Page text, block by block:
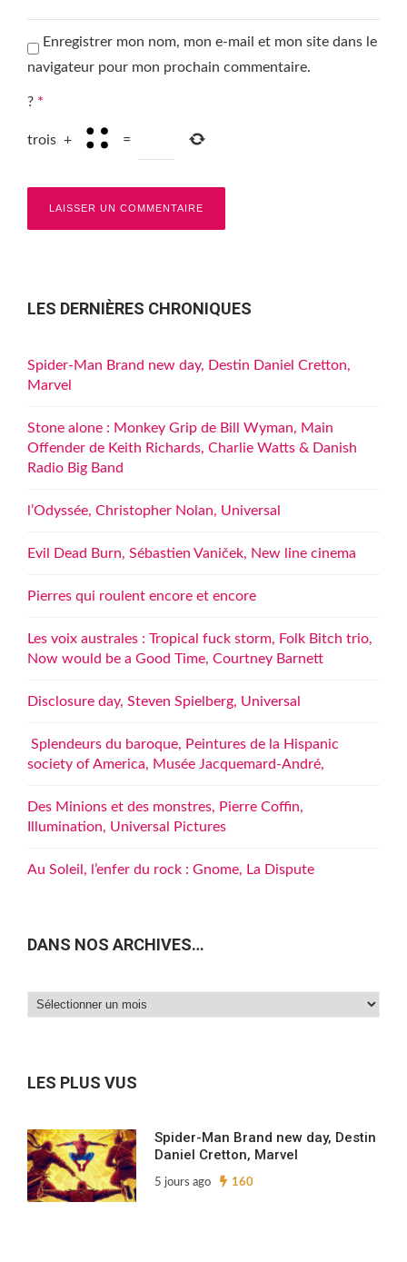
Enregistrer mon nom, mon e-mail et mon site dans le
navigateur pour mon prochain commentaire.
? *
trois + =
LES DERNIÈRES CHRONIQUES
Spider-Man Brand new day, Destin Daniel Cretton,
Marvel
Stone alone : Monkey Grip de Bill Wyman, Main
Offender de Keith Richards, Charlie Watts & Danish
Radio Big Band
l’Odyssée, Christopher Nolan, Universal
Evil Dead Burn, Sébastien Vaniček, New line cinema
Pierres qui roulent encore et encore
Les voix australes : Tropical fuck storm, Folk Bitch trio,
Now would be a Good Time, Courtney Barnett
Disclosure day, Steven Spielberg, Universal
Splendeurs du baroque, Peintures de la Hispanic
society of America, Musée Jacquemard-André,
Des Minions et des monstres, Pierre Coffin,
Illumination, Universal Pictures
Au Soleil, l’enfer du rock : Gnome, La Dispute
DANS NOS ARCHIVES…
Dans
LES PLUS VUS
Spider-Man Brand new day, Destin
Daniel Cretton, Marvel
5 jours ago 160